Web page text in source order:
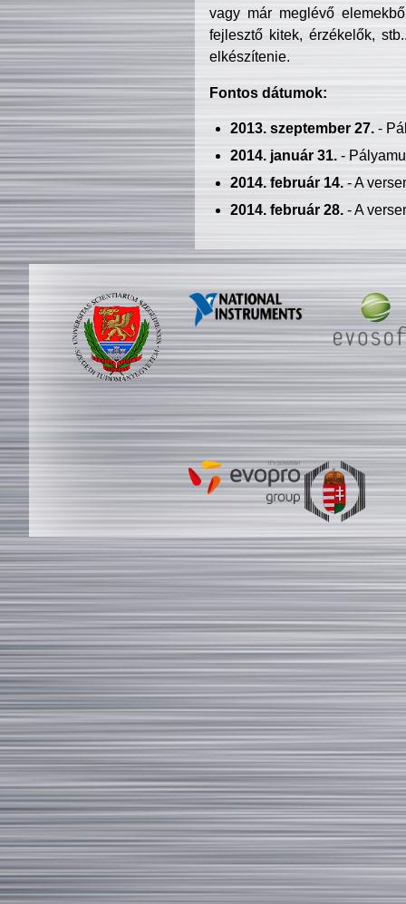
vagy már meglévő
fejlesztő kitek, érzékelők,
elkészítenie.
Fontos dátumok:
2013. szeptember 27.-
2014. január 31.-
2014. február 14.- A
2014. február 28.- A